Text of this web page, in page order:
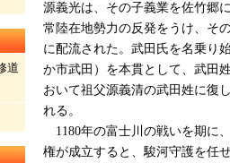
源義光は、その子義業を佐竹郷
常陸在地勢力の反発をうけ、そ
に配流された。武田氏を名乗り
か市武田）を本貫として、武田
おいて祖父源義清の武田姓に復
れる。
1180年の富士川の戦いを期に
権が成立すると、駿河守護を任
道